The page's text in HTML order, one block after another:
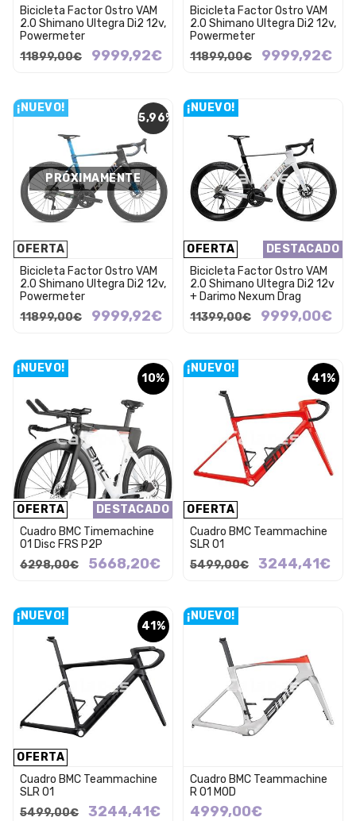
Bicicleta Factor Ostro VAM
2.0 Shimano Ultegra Di2 12v,
Powermeter
11899,00€
9999,92€
Bicicleta Factor Ostro VAM
2.0 Shimano Ultegra Di2 12v,
Powermeter
11899,00€
9999,92€
15,96%
OFERTA
¡NUEVO!
PRÓXIMAMENTE
Bicicleta Factor Ostro VAM
2.0 Shimano Ultegra Di2 12v,
Powermeter
11899,00€
9999,92€
OFERTA DESTACADO
¡NUEVO!
Bicicleta Factor Ostro VAM
2.0 Shimano Ultegra Di2 12v
+ Darimo Nexum Drag
11399,00€
9999,00€
10%
OFERTA DESTACADO
¡NUEVO!
Cuadro BMC Timemachine
01 Disc FRS P2P
6298,00€
5668,20€
41%
OFERTA
¡NUEVO!
Cuadro BMC Teammachine
SLR 01
5499,00€
3244,41€
41%
OFERTA
¡NUEVO!
Cuadro BMC Teammachine
SLR 01
5499,00€
3244,41€
¡NUEVO!
Cuadro BMC Teammachine
R 01 MOD
4999,00€